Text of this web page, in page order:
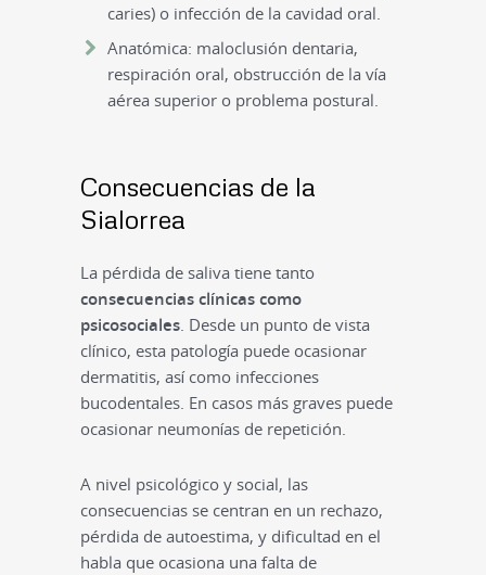
caries) o infección de la cavidad oral.
Anatómica: maloclusión dentaria,
respiración oral, obstrucción de la vía
aérea superior o problema postural.
Consecuencias de la
Sialorrea
La pérdida de saliva tiene tanto
consecuencias clínicas como
psicosociales. Desde un punto de vista
clínico, esta patología puede ocasionar
dermatitis, así como infecciones
bucodentales. En casos más graves puede
ocasionar neumonías de repetición.
A nivel psicológico y social, las
consecuencias se centran en un rechazo,
pérdida de autoestima, y dificultad en el
habla que ocasiona una falta de